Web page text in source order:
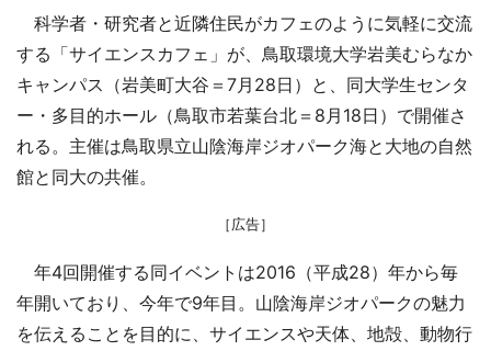
科学者・研究者と近隣住民がカフェのように気軽に交流
する「サイエンスカフェ」が、鳥取環境大学岩美むらなか
キャンパス（岩美町大谷＝7月28日）と、同大学生センタ
ー・多目的ホール（鳥取市若葉台北＝8月18日）で開催さ
れる。主催は鳥取県立山陰海岸ジオパーク海と大地の自然
館と同大の共催。
［広告］
年4回開催する同イベントは2016（平成28）年から毎
年開いており、今年で9年目。山陰海岸ジオパークの魅力
を伝えることを目的に、サイエンスや天体、地殻、動物行